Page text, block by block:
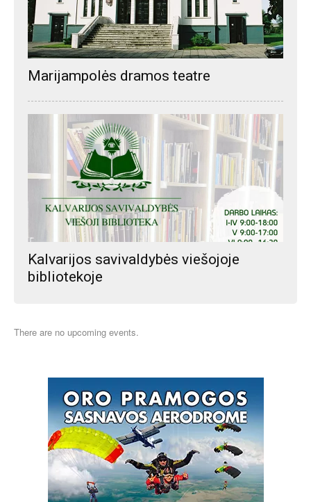
Marijampolės dramos teatre
Kalvarijos savivaldybės viešojoje
bibliotekoje
There are no upcoming events.